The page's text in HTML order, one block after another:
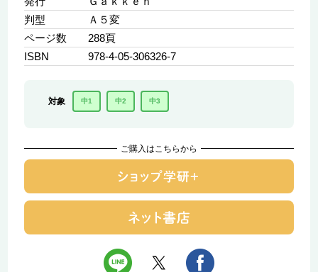
判型
Ａ５変
ページ数
288頁
ISBN
978-4-05-306326-7
対象 中1 中2 中3
ご購入はこちらから